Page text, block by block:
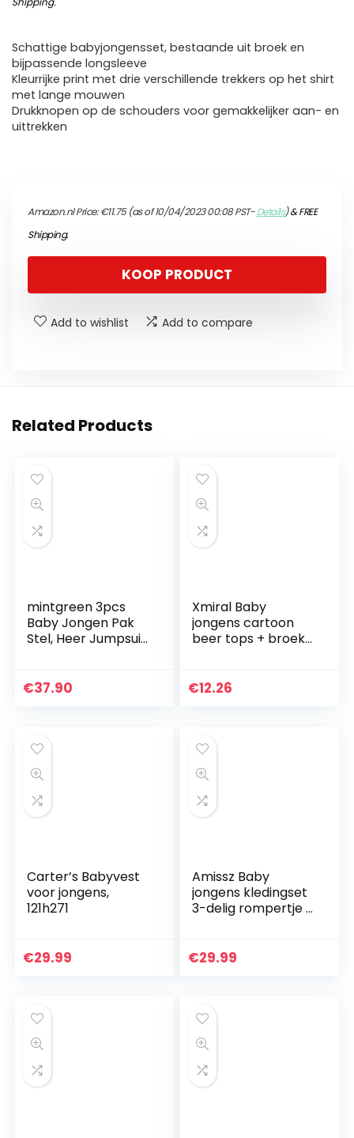
Schattige babyjongensset, bestaande uit broek en
bijpassende longsleeve
Kleurrijke print met drie verschillende trekkers op het shirt
met lange mouwen
Drukknopen op de schouders voor gemakkelijker aan- en
uittrekken
Amazon.nl Price:€11.75(as of 10/04/2023 00:08 PST-Details)&FREE
Shipping.
KOOP PRODUCT
Add to wishlist Add to compare
Related Products
mintgreen 3pcs
Baby Jongen Pak
Stel, Heer Jumpsuit
Vlinderdas en
€37.90
Xmiral Baby
jongens cartoon
beer tops + broek
broek
€12.26
Carter’s Babyvest
voor jongens,
121h271
€29.99
Amissz Baby
jongens kledingset
3-delig rompertje +
stropdas
€29.99